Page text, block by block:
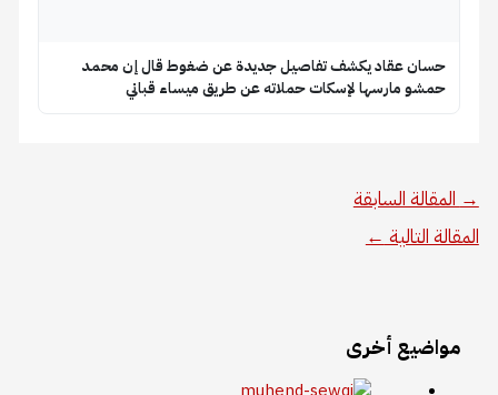
حسان عقاد يكشف تفاصيل جديدة عن ضغوط قال إن محمد
حمشو مارسها لإسكات حملاته عن طريق ميساء قباني
→ المقالة السابقة
المقالة التالية ←
مواضيع أخرى